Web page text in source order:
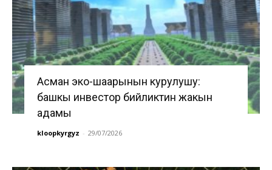
Асман эко-шаарынын курулушу:
башкы инвестор бийликтин жакын
адамы
kloopkyrgyz - 29/07/2026